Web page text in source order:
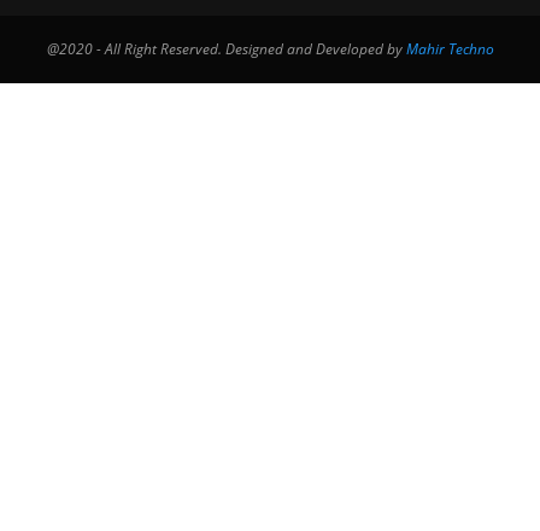
@2020 - All Right Reserved. Designed and Developed byMahir Techno